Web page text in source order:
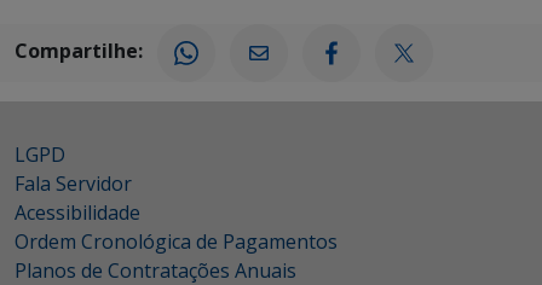
Compartilhe:
LGPD
Fala Servidor
Acessibilidade
Ordem Cronológica de Pagamentos
Planos de Contratações Anuais